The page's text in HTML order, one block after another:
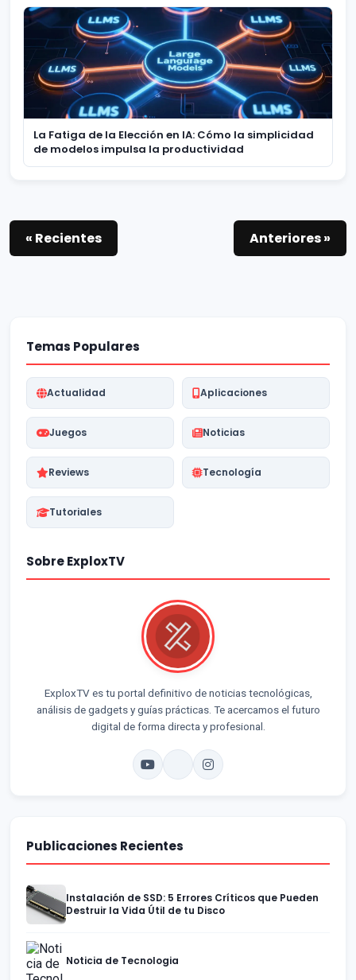
La Fatiga de la Elección en IA: Cómo la simplicidad
de modelos impulsa la productividad
« Recientes Anteriores »
Temas Populares
Actualidad Aplicaciones
Juegos Noticias
Reviews Tecnología
Tutoriales
Sobre ExploxTV
ExploxTV es tu portal definitivo de noticias tecnológicas,
análisis de gadgets y guías prácticas. Te acercamos el futuro
digital de forma directa y profesional.
Publicaciones Recientes
Instalación de SSD: 5 Errores Críticos que Pueden
Destruir la Vida Útil de tu Disco
Noticia de Tecnologia